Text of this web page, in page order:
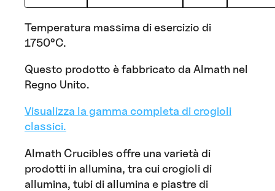
Temperatura massima di esercizio di
1750°C.
Questo prodotto è fabbricato da Almath nel
Regno Unito.
Visualizza la gamma completa di crogioli
classici.
Almath Crucibles offre una varietà di
prodotti in allumina, tra cui crogioli di
allumina, tubi di allumina e piastre di